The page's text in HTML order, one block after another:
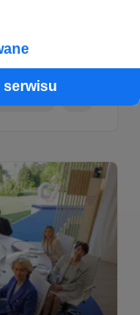
serwisu
i zespół S&F |